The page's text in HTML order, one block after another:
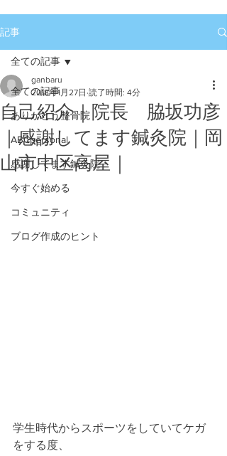
記事
全ての記事
ありがとう整骨院
ABCpersonal
感謝してます鍼灸院
今すぐ始める
コミュニティ
ブログ作成のヒント
全ての記事
自己紹介｜院長 脇坂功彦
｜感謝してます鍼灸院｜岡
山市中区高屋｜
ganbaru
2018年1月27日 読了時間: 4分
学生時代からスポーツをしていてケガ
をする度、